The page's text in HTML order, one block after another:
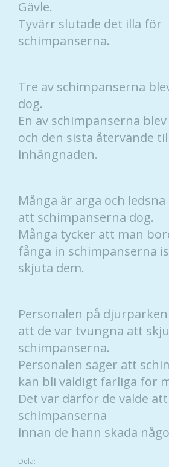
Gävle.
Tyvärr slutade det illa för
schimpanserna.
Tre av schimpanserna
dog.
En av schimpanserna
och den sista återvände
inhängnaden.
Många är arga och ledsna
att schimpanserna dog.
Många tycker att man
fånga in schimpanserna
skjuta dem.
Personalen på
att de var tvungna att
schimpanserna.
Personalen säger att
kan bli väldigt farliga för
Det var därför de valde
schimpanserna
innan de hann skada
Dela: